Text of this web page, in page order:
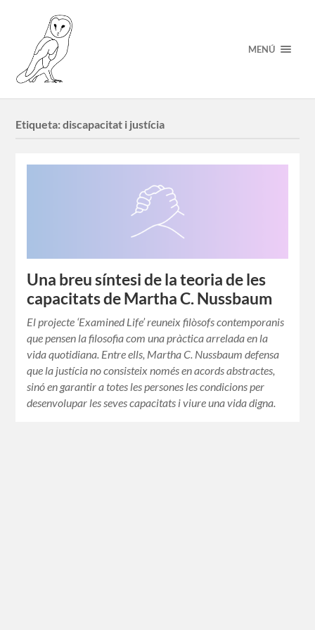
MENÚ
Etiqueta:discapacitat i justícia
Una breu síntesi de la teoria de les
capacitats de Martha C. Nussbaum
El projecte ‘Examined Life’ reuneix filòsofs contemporanis
que pensen la filosofia com una pràctica arrelada en la
vida quotidiana. Entre ells, Martha C. Nussbaum defensa
que la justícia no consisteix només en acords abstractes,
sinó en garantir a totes les persones les condicions per
desenvolupar les seves capacitats i viure una vida digna.